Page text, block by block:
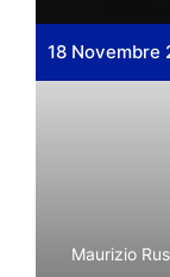
18 Novembre
Maurizio